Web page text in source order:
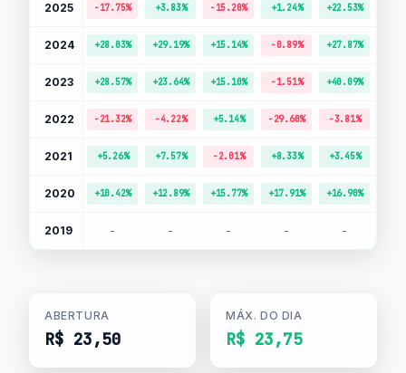
2025 -17.75% +3.83% -15.20% +1.24% +22.53%
2024 +28.03% +29.19% +15.14% -0.89% +27.87%
2023 +28.57% +23.64% +15.10% -1.51% +40.09%
2022 -21.32% -4.22% +5.14% -29.60% -3.81%
2021 +5.26% +7.57% -2.01% +8.33% +3.45%
2020 +10.42% +12.89% +15.77% +17.91% +16.90%
2019 - - - - -
ABERTURA
R$ 23,50
MÁX. DO DIA
R$ 23,75